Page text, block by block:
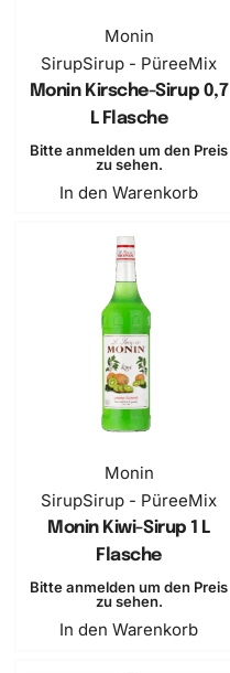
Monin
SirupSirup - PüreeMix
Monin Kirsche-Sirup 0,7
L Flasche
Bitte anmelden um den Preis
zu sehen.
In den Warenkorb
Monin
SirupSirup - PüreeMix
Monin Kiwi-Sirup 1 L
Flasche
Bitte anmelden um den Preis
zu sehen.
In den Warenkorb